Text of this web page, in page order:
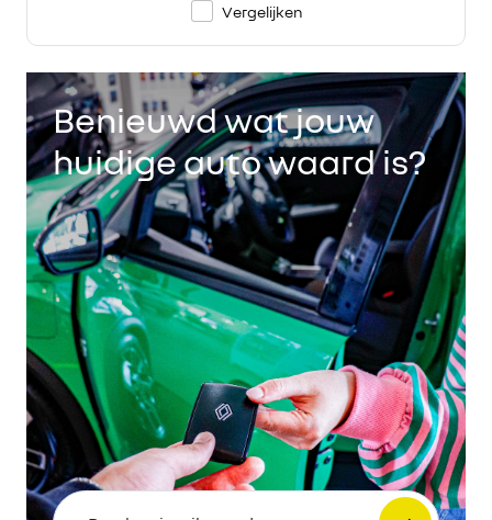
Vergelijken
Benieuwd wat jouw
huidige auto waard is?